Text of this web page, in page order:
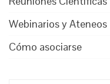
Webinarios y Ateneos
Cómo asociarse